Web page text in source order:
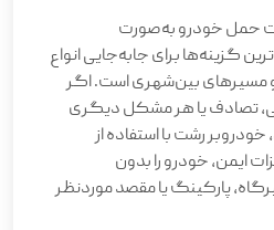
حمل خودرو به‌صورت
گزینه‌ها برای جابه‌جایی انواع
بین‌شهری است. اگر
تصادف یا هر مشکل دیگری
رشت با استفاده از
ایمن، خودرو را بدون
پارکینگ یا مقصد موردنظر